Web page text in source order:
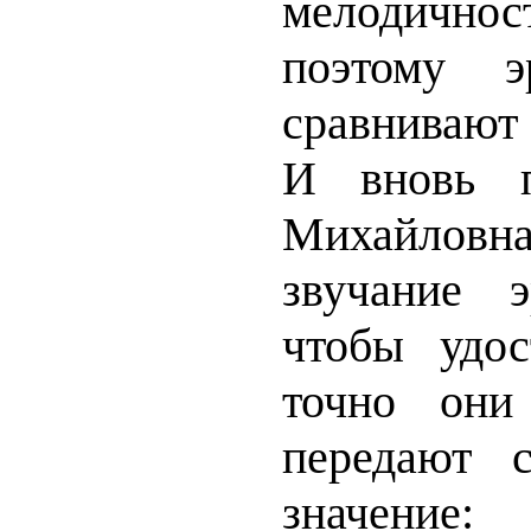
поэтому
И вновь
звучание
чтобы
точно они
передают
значение: